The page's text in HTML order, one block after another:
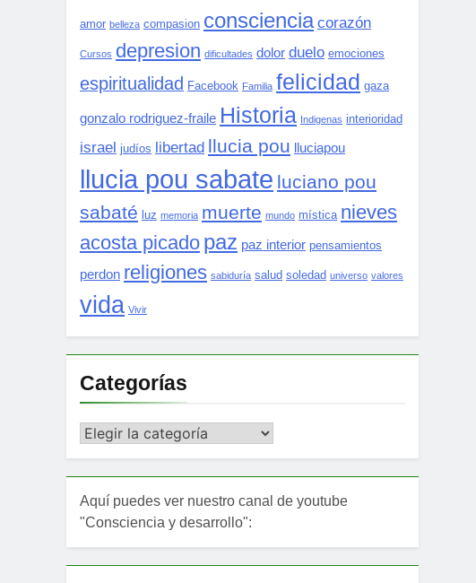
amor belleza compasion consciencia corazón
Cursos depresion dificultades dolor duelo emociones
espiritualidad Facebook Familia felicidad gaza
gonzalo rodriguez-fraile Historia Indigenas interioridad
israel judíos libertad llucia pou lluciapou
llucia pou sabate luciano pou
sabaté luz memoria muerte mundo mística nieves
acosta picado paz paz interior pensamientos
perdon religiones sabiduría salud soledad universo valores
vida Vivir
Categorías
Categorías
Aquí puedes ver nuestro canal de youtube
"Consciencia y desarrollo":